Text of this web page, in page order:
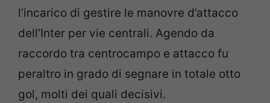
l’incarico di gestire le manovre d’attacco
dell’Inter per vie centrali. Agendo da
raccordo tra centrocampo e attacco fu
peraltro in grado di segnare in totale otto
gol, molti dei quali decisivi.